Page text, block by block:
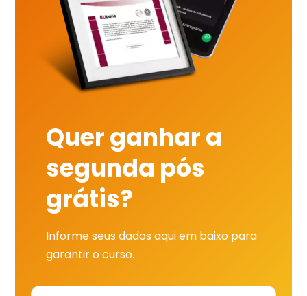
Quer ganhar a
segunda pós
grátis?
Informe seus dados aqui em baixo para
garantir o curso.